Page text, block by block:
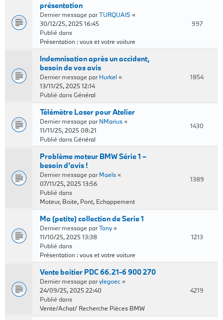
présentation
Dernier message parTURQUAIS«
30/12/25, 2025 16:45
Publié dans
Présentation : vous et votre voiture
997
Indemnisation après un accident,
besoin de vos avis
Dernier message parHurkel «
13/11/25, 2025 12:14
Publié dansGénéral
1854
Télémètre Laser pour Atelier
Dernier message parNMarius«
11/11/25, 2025 08:21
Publié dansGénéral
1430
Problème moteur BMW Série 1 –
besoin d’avis !
Dernier message parMaels«
07/11/25, 2025 13:56
Publié dans
Moteur, Boite, Pont, Echappement
1389
Ma (petite) collection de Serie 1
Dernier message parTony«
11/10/25, 2025 13:38
Publié dans
Présentation : vous et votre voiture
1213
Vente boitier PDC 66.21-6 900 270
Dernier message parylegoec«
24/09/25, 2025 22:40
Publié dans
Vente/Achat/ Recherche Pièces BMW
4219